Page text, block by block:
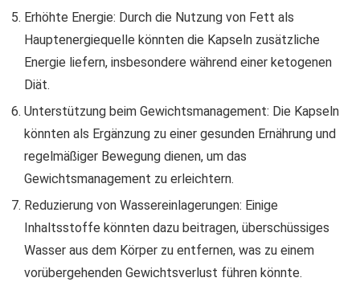
Erhöhte Energie: Durch die Nutzung von Fett als
Hauptenergiequelle könnten die Kapseln zusätzliche
Energie liefern, insbesondere während einer ketogenen
Diät.
Unterstützung beim Gewichtsmanagement: Die Kapseln
könnten als Ergänzung zu einer gesunden Ernährung und
regelmäßiger Bewegung dienen, um das
Gewichtsmanagement zu erleichtern.
Reduzierung von Wassereinlagerungen: Einige
Inhaltsstoffe könnten dazu beitragen, überschüssiges
Wasser aus dem Körper zu entfernen, was zu einem
vorübergehenden Gewichtsverlust führen könnte.